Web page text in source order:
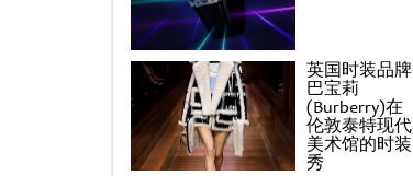
英国时装品牌
巴宝莉
(Burberry)在
伦敦泰特现代
美术馆的时装
秀